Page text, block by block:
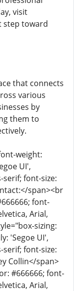
visit
step toward
that connects
various
by
them to
weight:
UI',
serif; font-size:
span><br
font-
Arial,
sizing:
'Segoe UI',
serif; font-size:
Collin</span>
#666666; font-
Arial,